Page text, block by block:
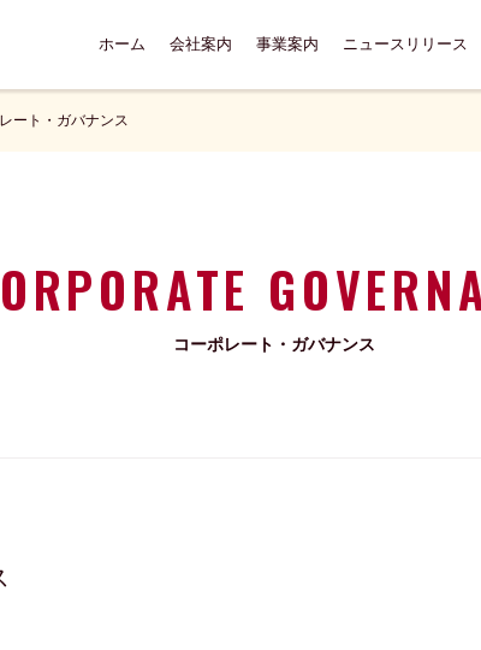
ホーム 会社案内 事業案内 ニュースリリース
ート・ガバナンス
コーポレート・ガバナンス